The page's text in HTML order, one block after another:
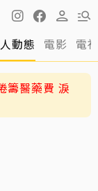
動態 電影 電
籌醫藥費 淚